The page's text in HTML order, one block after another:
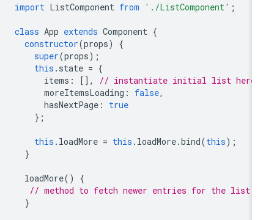
import ListComponent from './ListComponent'
class App extends Component
constructor(props
super(props
this.state
items : [], // instantiate initial list here
moreItemsLoading: false
hasNextPage: true
this.loadMore = this.loadMore.bind(this
loadMore ()
// method to fetch newer entries for the list